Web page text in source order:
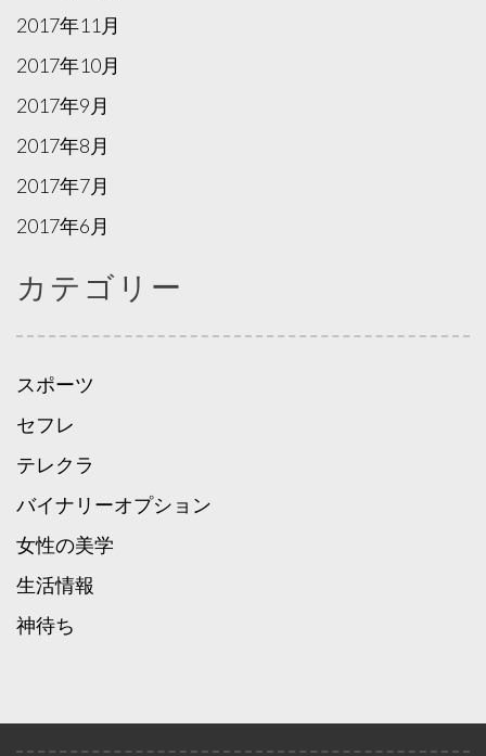
2017年11月
2017年10月
2017年9月
2017年8月
2017年7月
2017年6月
カテゴリー
スポーツ
セフレ
テレクラ
バイナリーオプション
女性の美学
生活情報
神待ち